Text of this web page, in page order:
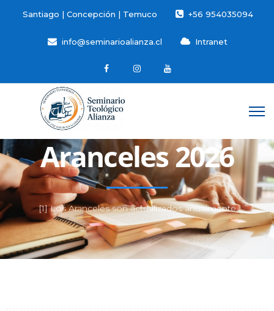
Santiago | Concepción | Temuco +56 954035094
info@seminarioalianza.cl Intranet
Aranceles 2026
[1] Los Aranceles son actualizados anualmente